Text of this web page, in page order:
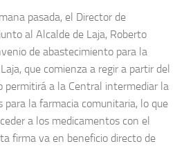
pasada, el Director de
al Alcalde de Laja, Roberto
de abastecimiento para la
que comienza a regir a partir del
permitirá a la Central intermediar la
para la farmacia comunitaria, lo que
a los medicamentos con el
firma va en beneficio directo de